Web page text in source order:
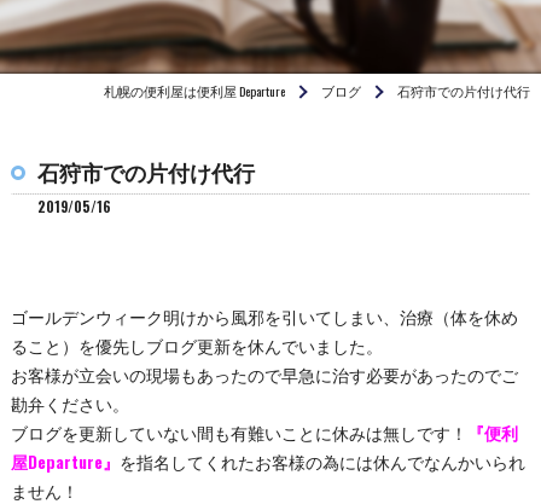
札幌の便利屋は便利屋 Departure ブログ 石狩市での片付け代行
石狩市での片付け代行
2019/05/16
ゴールデンウィーク明けから風邪を引いてしまい、治療（体を休め
ること）を優先しブログ更新を休んでいました。
お客様が立会いの現場もあったので早急に治す必要があったのでご
勘弁ください。
ブログを更新していない間も有難いことに休みは無しです！
『便利
屋Departure』 を指名してくれたお客様の為には休んでなんかいられ
ません！